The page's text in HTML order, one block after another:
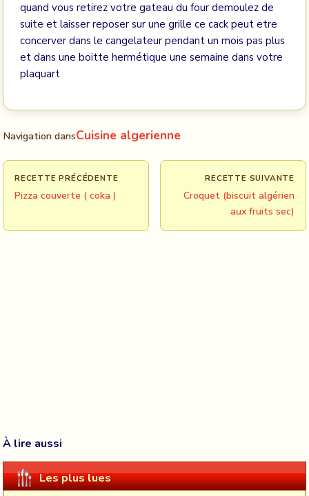
quand vous retirez votre gateau du four demoulez de
suite et laisser reposer sur une grille ce cack peut etre
concerver dans le cangelateur pendant un mois pas plus
et dans une boitte hermétique une semaine dans votre
plaquart
Navigation dansCuisine algerienne
RECETTE PRÉCÉDENTE
Pizza couverte ( coka )
RECETTE SUIVANTE
Croquet (biscuit algérien
aux fruits sec)
À lire aussi
Les plus lues